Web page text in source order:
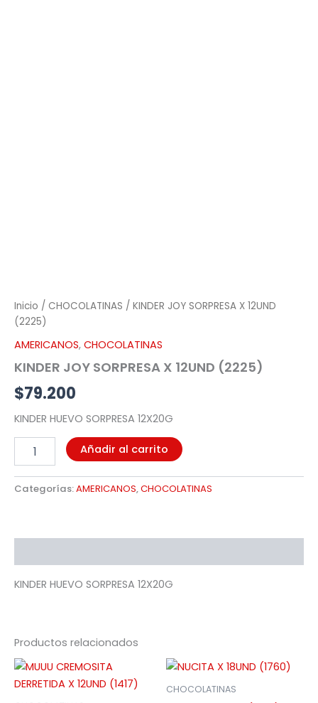
Inicio / CHOCOLATINAS / KINDER JOY SORPRESA X 12UND
(2225)
AMERICANOS, CHOCOLATINAS
KINDER JOY SORPRESA X 12UND (2225)
$79.200
KINDER HUEVO SORPRESA 12X20G
Añadir al carrito
Categorías:AMERICANOS,CHOCOLATINAS
KINDER HUEVO SORPRESA 12X20G
Productos relacionados
CHOCOLATINAS